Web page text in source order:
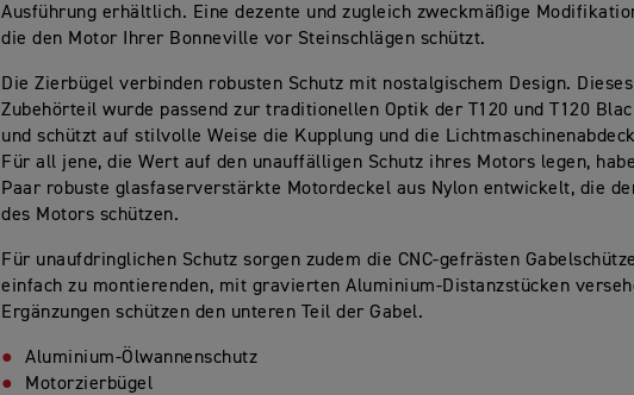
Ausführung erhältlich. Eine dezente und zugleich zweckmäßige
die den Motor Ihrer Bonneville vor Steinschlägen schützt.
Die Zierbügel verbinden robusten Schutz mit nostalgischem Design.
Zubehörteil wurde passend zur traditionellen Optik der T120 und T120
und schützt auf stilvolle Weise die Kupplung und die
Für all jene, die Wert auf den unauffälligen Schutz ihres Motors legen,
Paar robuste glasfaserverstärkte Motordeckel aus Nylon entwickelt, die
des Motors schützen.
Für unaufdringlichen Schutz sorgen zudem die CNC-gefrästen
einfach zu montierenden, mit gravierten Aluminium-Distanzstücken
Ergänzungen schützen den unteren Teil der Gabel.
Aluminium-Ölwannenschutz
Motorzierbügel